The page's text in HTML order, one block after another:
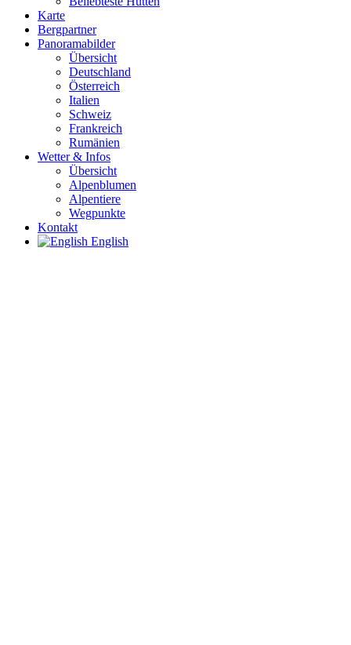
Karte
Bergpartner
Panoramabilder
Übersicht
Deutschland
Österreich
Italien
Schweiz
Frankreich
Rumänien
Wetter & Infos
Übersicht
Alpenblumen
Alpentiere
Wegpunkte
Kontakt
English